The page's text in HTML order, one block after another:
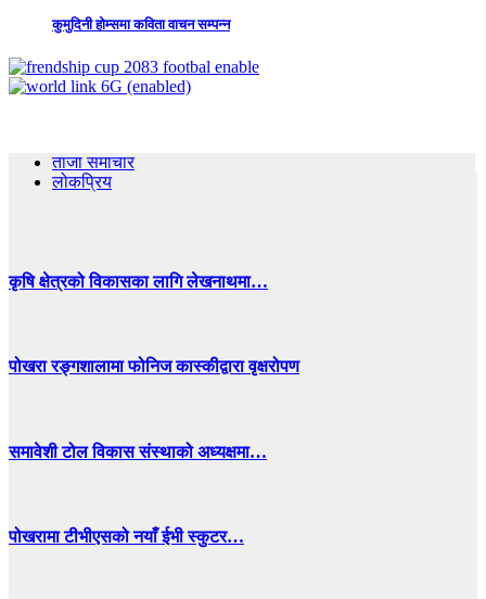
कुमुदिनी होम्समा कविता वाचन सम्पन्न
ताजा समाचार
लोकप्रिय
कृषि क्षेत्रको विकासका लागि लेखनाथमा…
पोखरा रङ्गशालामा फोनिज कास्कीद्वारा वृक्षरोपण
समावेशी टोल विकास संस्थाको अध्यक्षमा…
पोखरामा टीभीएसको नयाँ ईभी स्कुटर…